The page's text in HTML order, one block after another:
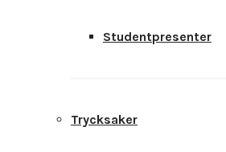
Studentpresenter
Trycksaker